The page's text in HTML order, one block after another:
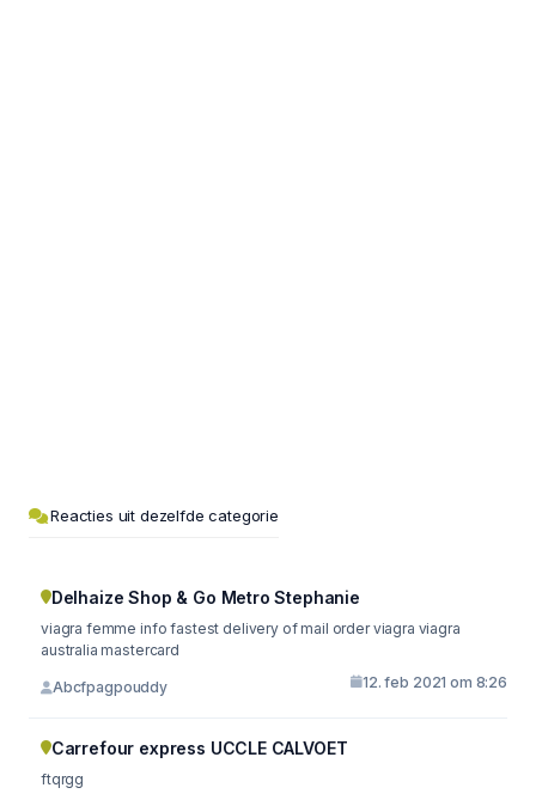
Reacties uit dezelfde categorie
Delhaize Shop & Go Metro Stephanie
viagra femme info fastest delivery of mail order viagra viagra
australia mastercard
Abcfpagpouddy 12. feb 2021 om 8:26
Carrefour express UCCLE CALVOET
ftqrgg